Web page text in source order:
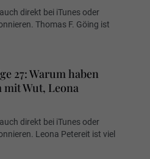
direkt bei iTunes oder
Thomas F. Göing ist
27: Warum haben
Wut, Leona
direkt bei iTunes oder
Leona Petereit ist viel